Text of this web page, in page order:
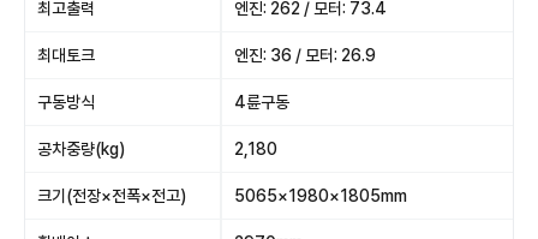
최고출력 엔진: 262 / 모터: 73.4
최대토크 엔진: 36 / 모터: 26.9
구동방식 4륜구동
공차중량(kg) 2,180
크기(전장×전폭×전고) 5065×1980×1805mm